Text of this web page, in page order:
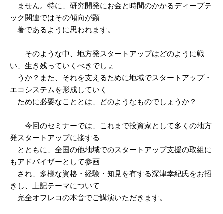
ません。特に、研究開発にお金と時間のかかるディープテ
ック関連ではその傾向が顕
著であるように思われます。
そのような中、地方発スタートアップはどのように戦
い、生き残っていくべきでしょ
うか？また、それを支えるために地域でスタートアップ・
エコシステムを形成していく
ために必要なこととは、どのようなものでしょうか？
今回のセミナーでは、これまで投資家として多くの地方
発スタートアップに接する
とともに、全国の他地域でのスタートアップ支援の取組に
もアドバイザーとして参画
され、多様な資格・経験・知見を有する深津幸紀氏をお招
きし、上記テーマについて
完全オフレコの本音でご講演いただきます。